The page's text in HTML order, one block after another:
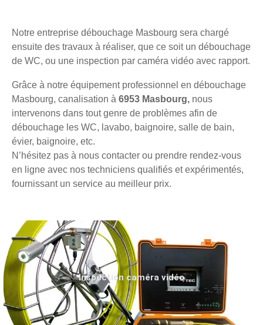
Notre entreprise débouchage Masbourg sera chargé
ensuite des travaux à réaliser, que ce soit un débouchage
de WC, ou une inspection par caméra vidéo avec rapport.
Grâce à notre équipement professionnel en débouchage
Masbourg, canalisation à 6953 Masbourg, nous
intervenons dans tout genre de problèmes afin de
débouchage les WC, lavabo, baignoire, salle de bain,
évier, baignoire, etc.
N’hésitez pas à nous contacter ou prendre rendez-vous
en ligne avec nos techniciens qualifiés et expérimentés,
fournissant un service au meilleur prix.
Inspection caméra vidéo